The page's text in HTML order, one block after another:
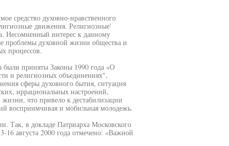
средство духовно-нравственного
движения. Религиозные'
Несомненный интерес к данному
проблемы духовной жизни общества и
процессов.
были приняты Законы 1990 года «О
и религиозных объединениях",
сферы духовного бытия, ситуация
иррациональных настроений,
что привело к дестабилизации
восприимчивая и мобильная молодежь.
Так, в докладе Патриарха Московского
августа 2000 года отмечено: «Важной